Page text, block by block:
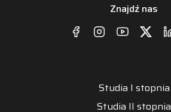
Znajdź nas
Studia I stopnia
Studia II stopnia